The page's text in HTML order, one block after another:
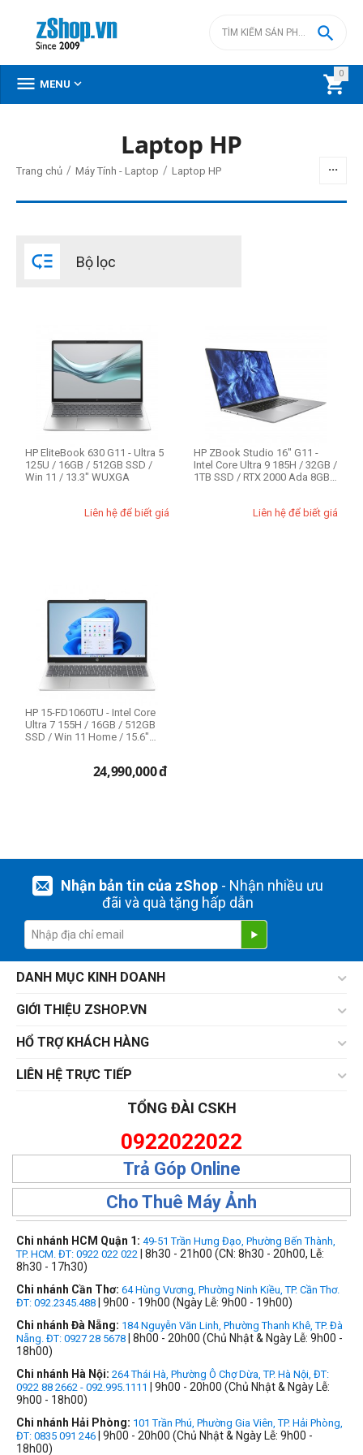
0


 MENU 
Menu
CPU
Intel Core 7
Intel Core i3
Intel Core i5 13th
Intel Core i7 13th
15.6 inch
Ổ cứng SSD
512GB
RAM - Bộ Nhớ
Laptop HP
Trang chủ / Máy Tính - Laptop / Laptop HP
 Bộ lọc
HP EliteBook 630 G11 - Ultra 5
125U / 16GB / 512GB SSD /
Win 11 / 13.3" WUXGA
Liên hệ để biết giá
HP ZBook Studio 16" G11 -
Intel Core Ultra 9 185H / 32GB /
1TB SSD / RTX 2000 Ada 8GB
Liên hệ để biết giá
HP 15-FD1060TU - Intel Core
Ultra 7 155H / 16GB / 512GB
SSD / Win 11 Home / 15.6"
24,990,000đ
Nhận bản tin của zShop- Nhận nhiều ưu
đãi và quà tặng hấp dẫn
DANH MỤC KINH DOANH
GIỚI THIỆU ZSHOP.VN
HỔ TRỢ KHÁCH HÀNG
LIÊN HỆ TRỰC TIẾP
TỔNG ĐÀI CSKH
0922022022
Trả Góp Online
Cho Thuê Máy Ảnh
Chi nhánh HCM Quận 1: 49-51 Trần Hưng Đạo, Phường Bến Thành,
TP. HCM. ĐT: 0922 022 022 | 8h30 - 21h00 (CN: 8h30 - 20h00, Lễ:
8h30 - 17h30)
Chi nhánh Cần Thơ: 64 Hùng Vương, Phường Ninh Kiều, TP. Cần Thơ.
ĐT: 092.2345.488 | 9h00 - 19h00 (Ngày Lễ: 9h00 - 19h00)
Chi nhánh Đà Nẵng: 184 Nguyễn Văn Linh, Phường Thanh Khê, TP. Đà
Nẵng. ĐT: 0927 28 5678 | 8h00 - 20h00 (Chủ Nhật & Ngày Lễ: 9h00 -
18h00)
Chi nhánh Hà Nội: 264 Thái Hà, Phường Ô Chợ Dừa, TP. Hà Nội, ĐT:
0922 88 2662 - 092.995.1111
| 9h00 - 20h00 (Chủ Nhật & Ngày Lễ:
9h00 - 18h00)
Chi nhánh Hải Phòng: 101 Trần Phú, Phường Gia Viên, TP. Hải Phòng,
ĐT: 0835 091 246 | 9h00 - 20h00 (Chủ Nhật & Ngày Lễ: 9h00 -
18h00)